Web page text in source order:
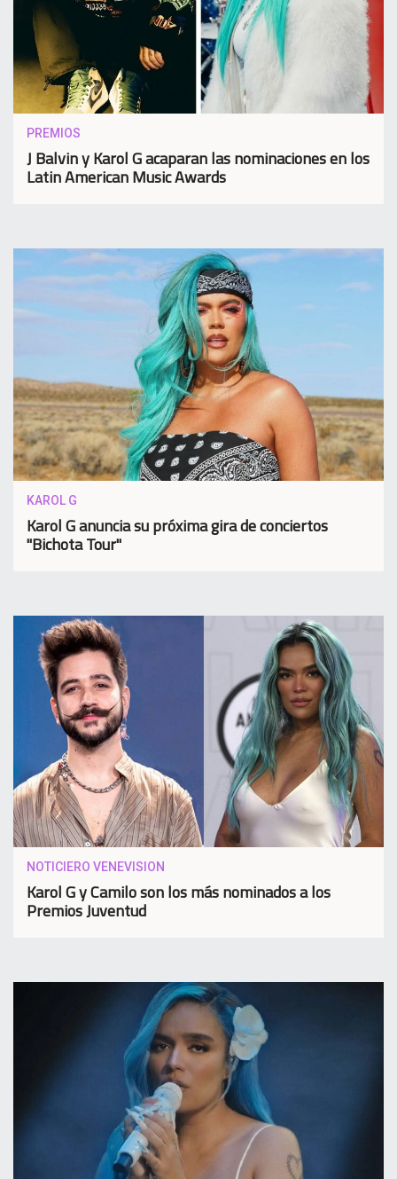
PREMIOS
J Balvin y Karol G acaparan las nominaciones en los
Latin American Music Awards
KAROL G
Karol G anuncia su próxima gira de conciertos
"Bichota Tour"
NOTICIERO VENEVISION
Karol G y Camilo son los más nominados a los
Premios Juventud